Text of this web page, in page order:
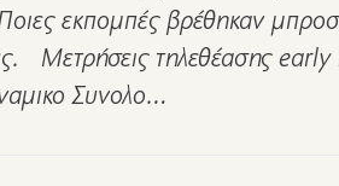
εκπομπές βρέθηκαν
Μετρήσεις τηλεθέασης
Συνολο…